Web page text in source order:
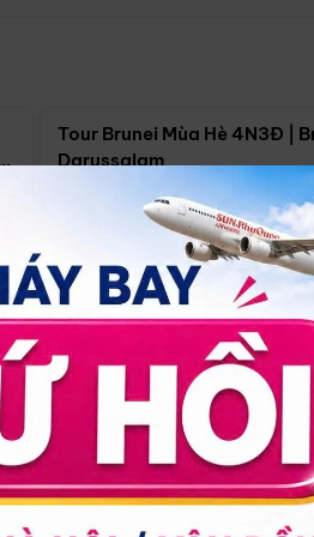
Tour Brunei Mùa Hè 4N3Đ |
Darussalam
Hồ Chí Minh 4N3Đ
30/08 17/09 24/09
14.499.000đ Xem chi